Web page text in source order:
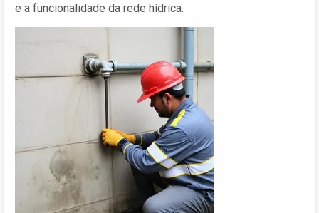
e a funcionalidade da rede hídrica.